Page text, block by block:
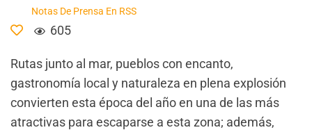
Notas De Prensa En RSS
605
Rutas junto al mar, pueblos con encanto,
gastronomía local y naturaleza en plena explosión
convierten esta época del año en una de las más
atractivas para escaparse a esta zona; además,